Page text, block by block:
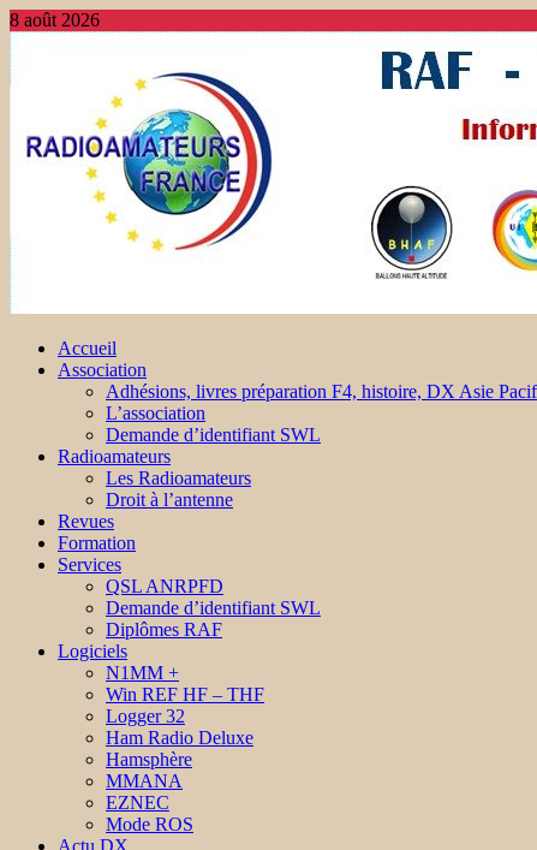
8 août 2026
Accueil
Association
Adhésions, livres préparation F4, histoire, DX Asie
L’association
Demande d’identifiant SWL
Radioamateurs
Les Radioamateurs
Droit à l’antenne
Revues
Formation
Services
QSL ANRPFD
Demande d’identifiant SWL
Diplômes RAF
Logiciels
N1MM +
Win REF HF – THF
Logger 32
Ham Radio Deluxe
Hamsphère
MMANA
EZNEC
Mode ROS
Actu DX